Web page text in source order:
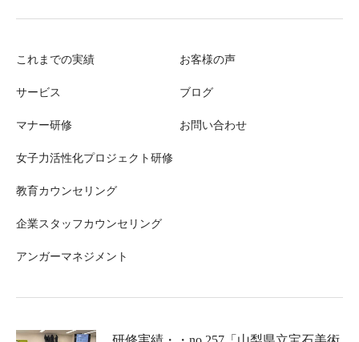
これまでの実績
サービス
マナー研修
女子力活性化プロジェクト研修
教育カウンセリング
企業スタッフカウンセリング
アンガーマネジメント
お客様の声
ブログ
お問い合わせ